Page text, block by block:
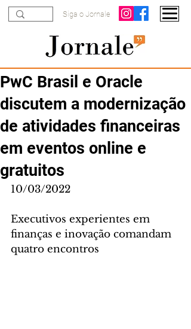
Siga o Jornale
PwC Brasil e Oracle
discutem a modernização
de atividades financeiras
em eventos online e
gratuitos
10/03/2022
Executivos experientes em
finanças e inovação comandam
quatro encontros